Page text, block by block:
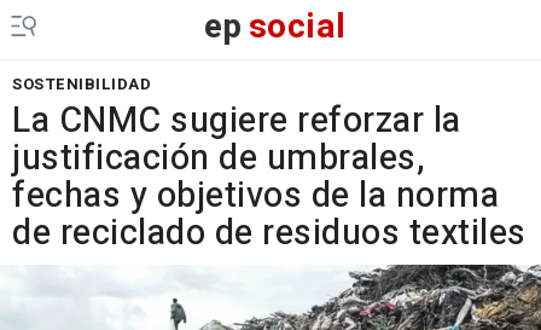
epsocial
SOSTENIBILIDAD
La CNMC sugiere reforzar la
justificación de umbrales,
fechas y objetivos de la norma
de reciclado de residuos textiles